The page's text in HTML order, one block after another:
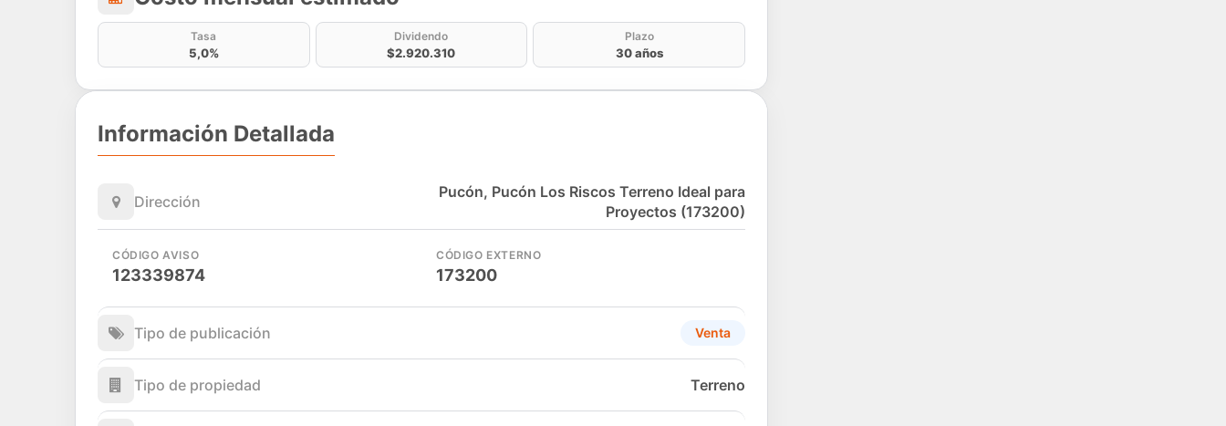
Tasa
5,0%
Dividendo
$2.920.310
Plazo
30 años
Información Detallada
Dirección
Pucón, Pucón Los Riscos Terreno Ideal para
Proyectos (173200)
CÓDIGO AVISO
123339874
CÓDIGO EXTERNO
173200
Tipo de publicación Venta
Tipo de propiedad Terreno